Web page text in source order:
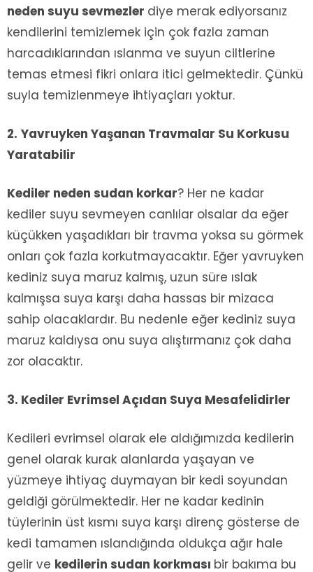
neden suyu sevmezler diye merak ediyorsanız
kendilerini temizlemek için çok fazla zaman
harcadıklarından ıslanma ve suyun ciltlerine
temas etmesi fikri onlara itici gelmektedir. Çünkü
suyla temizlenmeye ihtiyaçları yoktur.
2. Yavruyken Yaşanan Travmalar Su Korkusu
Yaratabilir
Kediler neden sudan korkar? Her ne kadar
kediler suyu sevmeyen canlılar olsalar da eğer
küçükken yaşadıkları bir travma yoksa su görmek
onları çok fazla korkutmayacaktır. Eğer yavruyken
kediniz suya maruz kalmış, uzun süre ıslak
kalmışsa suya karşı daha hassas bir mizaca
sahip olacaklardır. Bu nedenle eğer kediniz suya
maruz kaldıysa onu suya alıştırmanız çok daha
zor olacaktır.
3. Kediler Evrimsel Açıdan Suya Mesafelidirler
Kedileri evrimsel olarak ele aldığımızda kedilerin
genel olarak kurak alanlarda yaşayan ve
yüzmeye ihtiyaç duymayan bir kedi soyundan
geldiği görülmektedir. Her ne kadar kedinin
tüylerinin üst kısmı suya karşı direnç gösterse de
kedi tamamen ıslandığında oldukça ağır hale
gelir ve kedilerin sudan korkması bir bakıma bu